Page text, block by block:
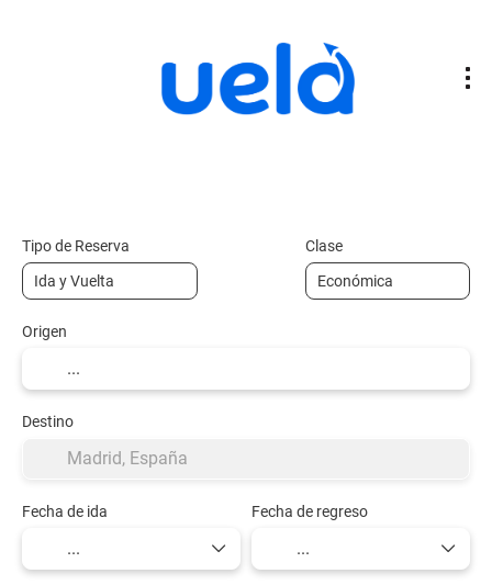
Tipo de Reserva Clase
Origen
Destino
Fecha de ida Fecha de regreso